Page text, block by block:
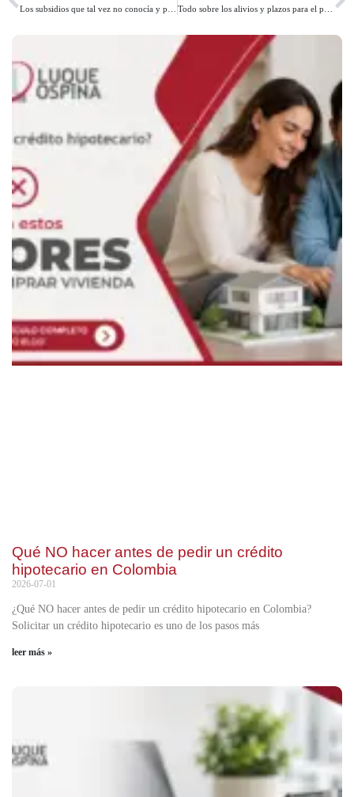
Qué NO hacer antes de pedir un crédito
hipotecario en Colombia
2026-07-01
¿Qué NO hacer antes de pedir un crédito hipotecario en Colombia?
Solicitar un crédito hipotecario es uno de los pasos más
leer más »